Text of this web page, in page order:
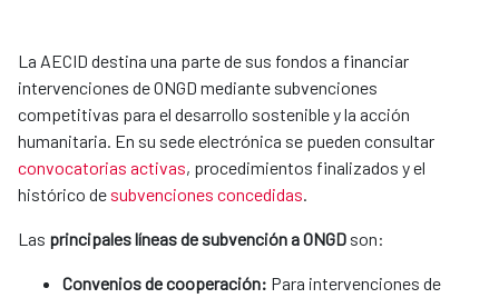
La AECID destina una parte de sus fondos a financiar
intervenciones de ONGD mediante subvenciones
competitivas para el desarrollo sostenible y la acción
humanitaria. En su sede electrónica se pueden consultar
convocatorias activas, procedimientos finalizados y el
histórico de subvenciones concedidas.
Las principales líneas de subvención a ONGD son:​​​​​​
Convenios de cooperación: Para intervenciones de